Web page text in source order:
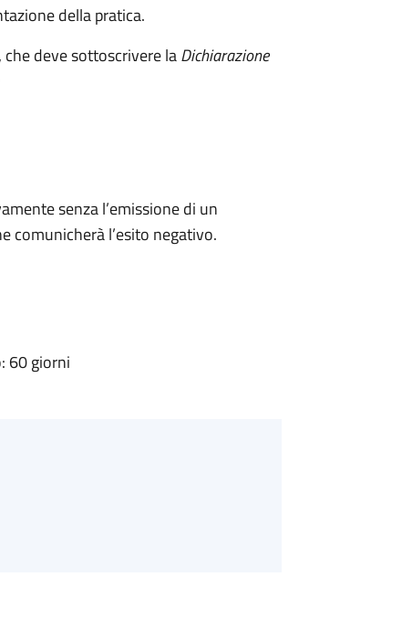
della pratica.
deve sottoscrivere laDichiarazione
senza l’emissione di un
comunicherà l’esito negativo.
60 giorni